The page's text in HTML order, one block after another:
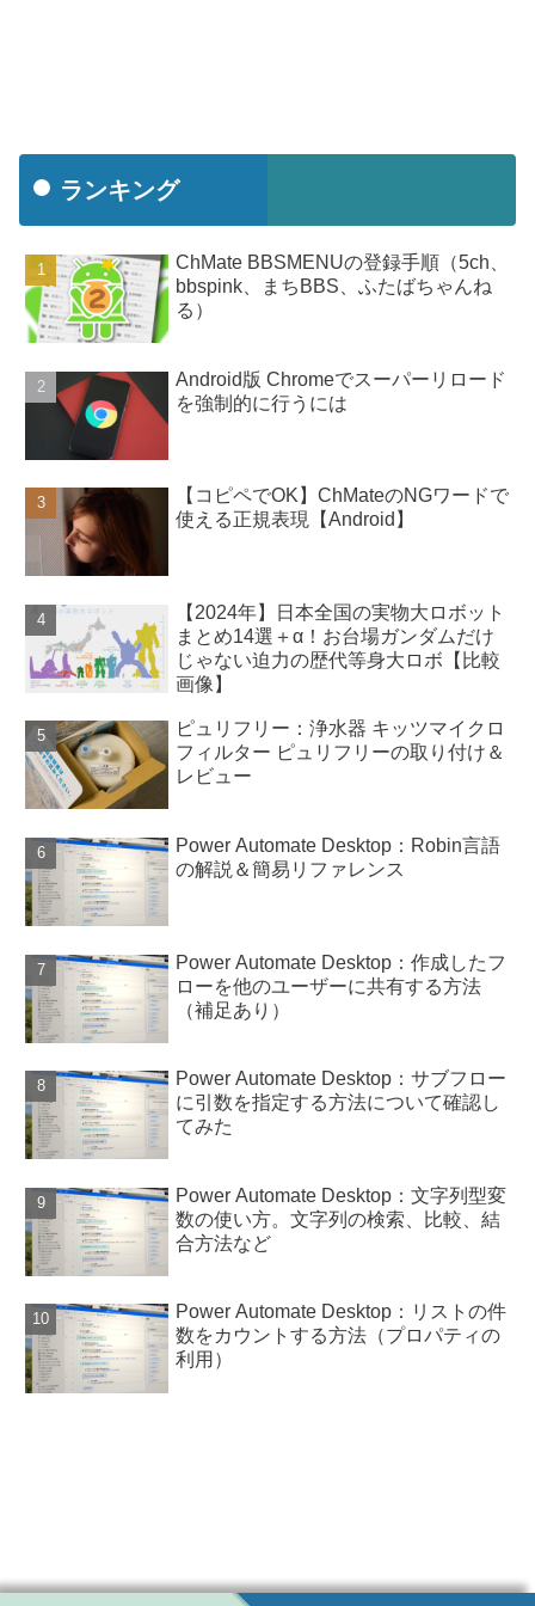
ランキング
ChMate BBSMENUの登録手順（5ch、
bbspink、まちBBS、ふたばちゃんね
る）
Android版 Chromeでスーパーリロード
を強制的に行うには
【コピペでOK】ChMateのNGワードで
使える正規表現【Android】
【2024年】日本全国の実物大ロボット
まとめ14選＋α！お台場ガンダムだけ
じゃない迫力の歴代等身大ロボ【比較
画像】
ピュリフリー：浄水器 キッツマイクロ
フィルター ピュリフリーの取り付け＆
レビュー
Power Automate Desktop：Robin言語
の解説＆簡易リファレンス
Power Automate Desktop：作成したフ
ローを他のユーザーに共有する方法
（補足あり）
Power Automate Desktop：サブフロー
に引数を指定する方法について確認し
てみた
Power Automate Desktop：文字列型変
数の使い方。文字列の検索、比較、結
合方法など
Power Automate Desktop：リストの件
数をカウントする方法（プロパティの
利用）